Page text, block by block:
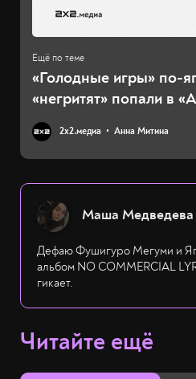
«Голодные игры» по-
«негритят» попали в
2х2.медиа Анна Митина
Маша Медведева
Дефаю Фушигуро Мегуми и
альбом NO COMMERCIAL
гикает.
Читайте ещё